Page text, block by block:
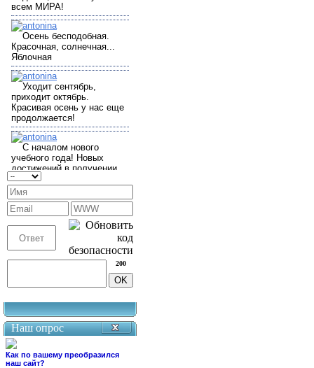
200
Наш опрос
Как по вашему преобразился
наш сайт?